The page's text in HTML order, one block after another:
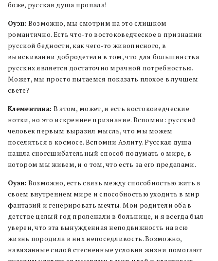
боже, русская душа пропала!
Оуэн: Возможно, мы смотрим на это слишком
романтично. Есть что-то востоковедческое в признании
русской бедности, как чего-то живописного, в
выискивании добродетели в том, что для большинства
русских является достаточно мрачной потребностью.
Может, мы просто пытаемся показать плохое в лучшем
свете?
Клементина: В этом, может, и есть востоковедческие
нотки, но это искреннее признание. Вспомни: русский
человек первым выразил мысль, что мы можем
поселиться в космосе. Вспомни Аэлиту. Русская душа
нашла сногсшибательный способ подумать о мире, в
котором мы живем, и о том, что есть за его пределами.
Оуэн: Возможно, есть связь между способностью жить в
своем внутреннем мире и способностью уходить в мир
фантазий и генерировать мечты. Мои родители оба в
детстве целый год пролежали в больнице, и я всегда был
уверен, что эта вынужденная неподвижность на всю
жизнь породила в них непоседливость. Возможно,
навязанные силой стесненные условия жизни помогают